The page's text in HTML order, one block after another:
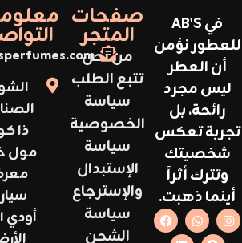
في AB'S
للعطور نؤمن
أن العطر
ليس مجرد
رائحة، بل
تجربة تعكس
شخصيتك
وتترك أثراً
أينما ذهبت.
صفحات
المتجر
من نحن
تتبع الطلب
سياسة
الخصوصية
سياسة
الإستبدال
والإسترجاع
سياسة
الشحن
ذا
مول
أودي